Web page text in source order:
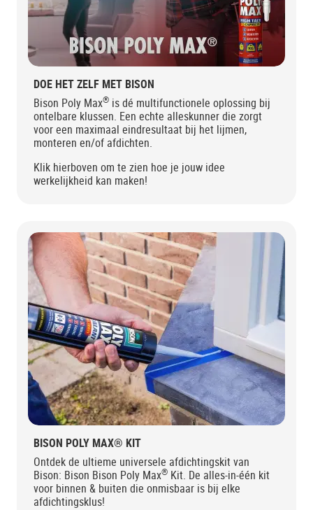
DOE HET ZELF MET BISON
Bison Poly Max® is dé multifunctionele oplossing bij
ontelbare klussen. Een echte alleskunner die zorgt
voor een maximaal eindresultaat bij het lijmen,
monteren en/of afdichten.
Klik hierboven om te zien hoe je jouw idee
werkelijkheid kan maken!
BISON POLY MAX® KIT
Ontdek de ultieme universele afdichtingskit van
Bison: Bison Bison Poly Max® Kit. De alles-in-één kit
voor binnen & buiten die onmisbaar is bij elke
afdichtingsklus!